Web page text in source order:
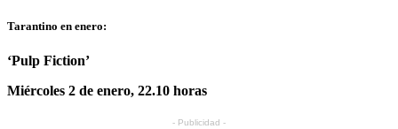
Tarantino en enero:
‘Pulp Fiction’
Miércoles 2 de enero, 22.10 horas
- Publicidad -